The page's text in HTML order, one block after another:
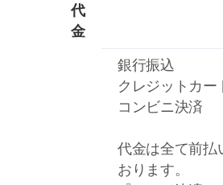
代
金
銀行振込
クレジットカー
コンビニ決済
代金は全て前払
おります。